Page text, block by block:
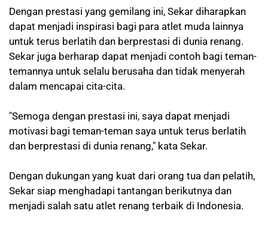
Dengan prestasi yang gemilang ini, Sekar diharapkan
dapat menjadi inspirasi bagi para atlet muda lainnya
untuk terus berlatih dan berprestasi di dunia renang.
Sekar juga berharap dapat menjadi contoh bagi teman-
temannya untuk selalu berusaha dan tidak menyerah
dalam mencapai cita-cita.
"Semoga dengan prestasi ini, saya dapat menjadi
motivasi bagi teman-teman saya untuk terus berlatih
dan berprestasi di dunia renang," kata Sekar.
Dengan dukungan yang kuat dari orang tua dan pelatih,
Sekar siap menghadapi tantangan berikutnya dan
menjadi salah satu atlet renang terbaik di Indonesia.